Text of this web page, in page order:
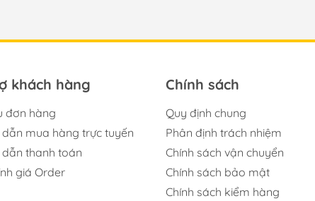
khách hàng
đơn hàng
mua hàng trực tuyến
thanh toán
giá Order
Chính sách
Quy định chung
Phân định trách nhiệm
Chính sách vận chuyển
Chính sách bảo mật
Chính sách kiểm hàng